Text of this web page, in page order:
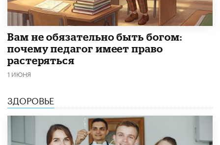
​Вам не обязательно быть богом:
почему педагог имеет право
растеряться
1 ИЮНЯ
ЗДОРОВЬЕ